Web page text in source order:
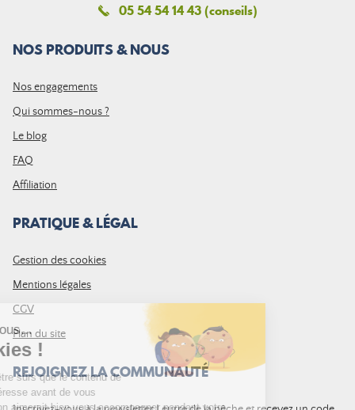
05 54 54 14 43 (conseils)
NOS PRODUITS & NOUS
Nos engagements
Qui sommes-nous ?
Le blog
FAQ
Affiliation
PRATIQUE & LÉGAL
Gestion des cookies
Mentions légales
CGV
Plan du site
REJOIGNEZ LA COMMUNAUTÉ